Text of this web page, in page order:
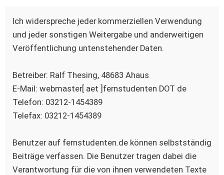
Ich widerspreche jeder kommerziellen Verwendung
und jeder sonstigen Weitergabe und anderweitigen
Veröffentlichung untenstehender Daten.
Betreiber: Ralf Thesing, 48683 Ahaus
E-Mail: webmaster[ aet ]fernstudenten DOT de
Telefon: 03212-1454389
Telefax: 03212-1454389
Benutzer auf fernstudenten.de können selbstständig
Beiträge verfassen. Die Benutzer tragen dabei die
Verantwortung für die von ihnen verwendeten Texte